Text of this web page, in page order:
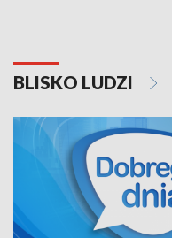
BLISKO LUDZI